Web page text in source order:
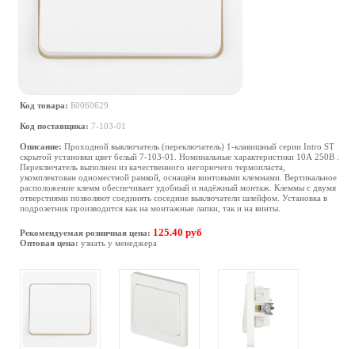
Код товара: Б0060629
Код поставщика: 7-103-01
Описание: Проходной выключатель (переключатель) 1-клавишный серии Intro ST
скрытой установки цвет белый 7-103-01. Номинальные характеристики 10А 250В .
Переключатель выполнен из качественного негорючего термопласта,
укомплектован одноместной рамкой, оснащён винтовыми клеммами. Вертикальное
расположение клемм обеспечивает удобный и надёжный монтаж. Клеммы с двумя
отверстиями позволяют соединять соседние выключатели шлейфом. Установка в
подрозетник производится как на монтажные лапки, так и на винты.
Рекомендуемая розничная цена: 125.40 руб
Оптовая цена: узнать у менеджера